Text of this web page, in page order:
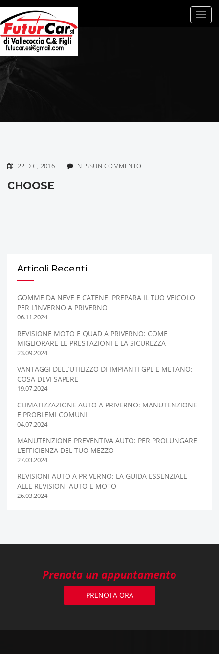
22 DIC, 2016 NESSUN COMMENTO
CHOOSE
Articoli Recenti
GOMME DA NEVE E CATENE: PREPARA IL TUO VEICOLO
PER L’INVERNO A PRIVERNO
06.11.2024
REVISIONE MOTO E QUAD A PRIVERNO: COME
MIGLIORARE LE PRESTAZIONI E LA SICUREZZA
23.09.2024
VANTAGGI DELL’UTILIZZO DI IMPIANTI GPL E METANO:
COSA DEVI SAPERE
19.07.2024
CLIMATIZZAZIONE AUTO A PRIVERNO: MANUTENZIONE
E PROBLEMI COMUNI
04.07.2024
MANUTENZIONE PREVENTIVA AUTO: PER PROLUNGARE
L’EFFICIENZA DEL TUO MEZZO
27.03.2024
REVISIONI AUTO A PRIVERNO: LA GUIDA ESSENZIALE
ALLE REVISIONI AUTO E MOTO
26.03.2024
Prenota un appuntamento
PRENOTA ORA